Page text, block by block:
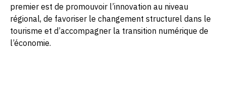
premier est de promouvoir l’innovation au niveau
régional, de favoriser le changement structurel dans le
tourisme et d’accompagner la transition numérique de
l’économie.